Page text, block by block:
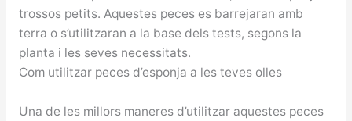
trossos petits. Aquestes peces es barrejaran amb
terra o s’utilitzaran a la base dels tests, segons la
planta i les seves necessitats.
Com utilitzar peces d’esponja a les teves olles
Una de les millors maneres d’utilitzar aquestes peces